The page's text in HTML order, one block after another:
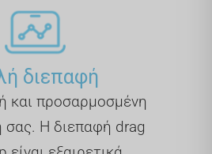
διεπαφή
και προσαρμοσμένη
σας. Η διεπαφή drag